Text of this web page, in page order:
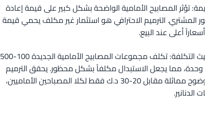
تؤثر المصابيح الأمامية الواضحة بشكل كبير على قيمة إعادة
المشتري. الترميم الاحترافي هو استثمار غير مكلف يحمي قيمة
أعلى عند البيع.
حل فعال من حيث التكلفة: تكلف مجموعات المصابيح الأمامية الجديدة 100-500
وحدة، مما يجعل الاستبدال مكلفاً بشكل محظور. يحقق الترميم
الاحترافي نتائج وضوح مماثلة مقابل 20-30 د.ك فقط لكلا المصباحين الأماميين،